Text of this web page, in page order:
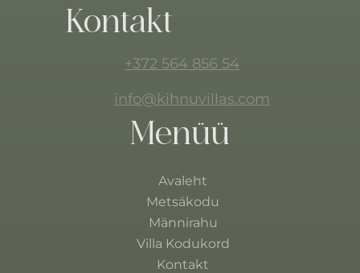
Kontakt
+372 564 856 54
info@kihnuvillas.com
Menüü
Avaleht
Metsäkodu
Männirahu
Villa Kodukord
Kontakt